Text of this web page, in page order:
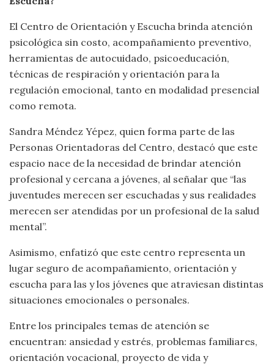
El Centro de Orientación y Escucha brinda atención
psicológica sin costo, acompañamiento preventivo,
herramientas de autocuidado, psicoeducación,
técnicas de respiración y orientación para la
regulación emocional, tanto en modalidad presencial
como remota.
Sandra Méndez Yépez, quien forma parte de las
Personas Orientadoras del Centro, destacó que este
espacio nace de la necesidad de brindar atención
profesional y cercana a jóvenes, al señalar que “las
juventudes merecen ser escuchadas y sus realidades
merecen ser atendidas por un profesional de la salud
mental”.
Asimismo, enfatizó que este centro representa un
lugar seguro de acompañamiento, orientación y
escucha para las y los jóvenes que atraviesan distintas
situaciones emocionales o personales.
Entre los principales temas de atención se
encuentran: ansiedad y estrés, problemas familiares,
orientación vocacional, proyecto de vida y